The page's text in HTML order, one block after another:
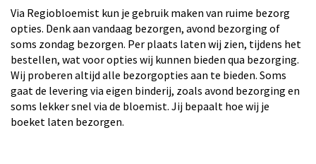
Via Regiobloemist kun je gebruik maken van ruime bezorg
opties. Denk aan vandaag bezorgen, avond bezorging of
soms zondag bezorgen. Per plaats laten wij zien, tijdens het
bestellen, wat voor opties wij kunnen bieden qua bezorging.
Wij proberen altijd alle bezorgopties aan te bieden. Soms
gaat de levering via eigen binderij, zoals avond bezorging en
soms lekker snel via de bloemist. Jij bepaalt hoe wij je
boeket laten bezorgen.